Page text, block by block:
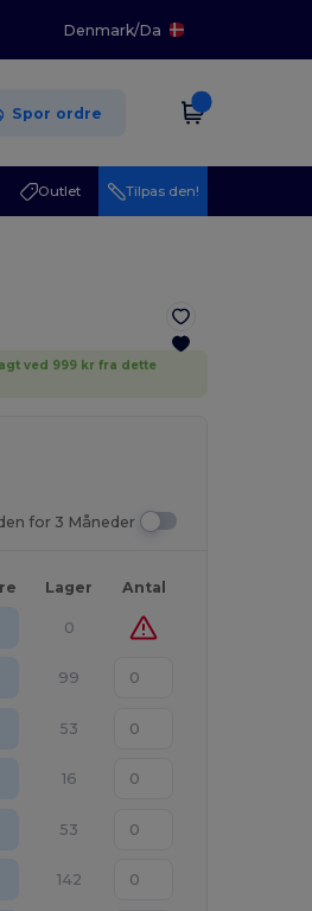
Denmark/Da
Spor ordre
Outlet Tilpas den!
ved 999 kr fra dette
for 3 Måneder
Lager Antal
0
99
53
16
53
142